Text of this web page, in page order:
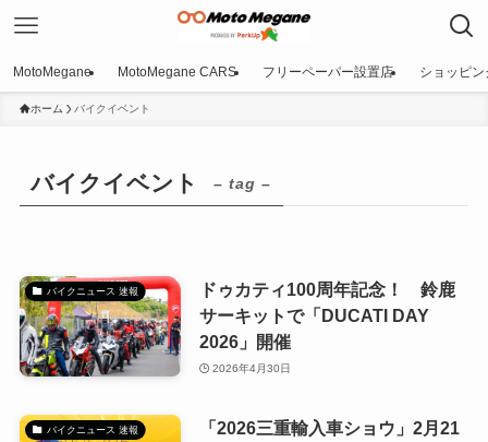
MotoMegane MotoMegane CARS フリーペーパー設置店 ショッピン
ホーム バイクイベント
バイクイベント – tag –
バイクニュース 速報
ドゥカティ100周年記念！ 鈴鹿
サーキットで「DUCATI DAY
2026」開催
2026年4月30日
バイクニュース 速報
「2026三重輸入車ショウ」2月21